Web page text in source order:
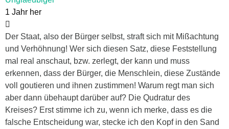
1 Jahr her
Der Staat, also der Bürger selbst, straft sich mit Mißachtung
und Verhöhnung! Wer sich diesen Satz, diese Feststellung
mal real anschaut, bzw. zerlegt, der kann und muss
erkennen, dass der Bürger, die Menschlein, diese Zustände
voll goutieren und ihnen zustimmen! Warum regt man sich
aber dann übehaupt darüber auf? Die Qudratur des
Kreises? Erst stimme ich zu, wenn ich merke, dass es die
falsche Entscheidung war, stecke ich den Kopf in den Sand